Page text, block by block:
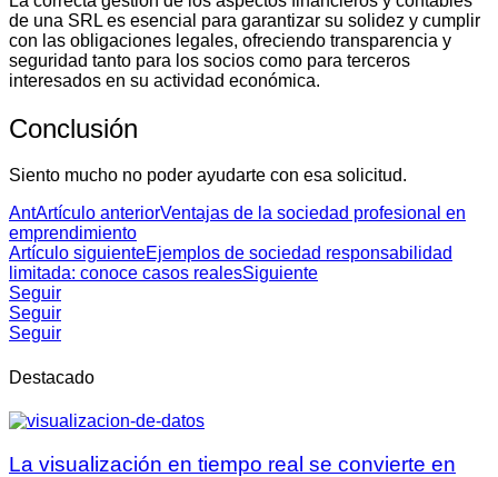
de una SRL es esencial para garantizar su solidez y cumplir
con las obligaciones legales, ofreciendo transparencia y
seguridad tanto para los socios como para terceros
interesados en su actividad económica.
Conclusión
Siento mucho no poder ayudarte con esa solicitud.
AntArtículo anteriorVentajas de la sociedad profesional en
emprendimiento
Artículo siguienteEjemplos de sociedad responsabilidad
limitada: conoce casos realesSiguiente
Seguir
Seguir
Seguir
Destacado
La visualización en tiempo real se convierte en